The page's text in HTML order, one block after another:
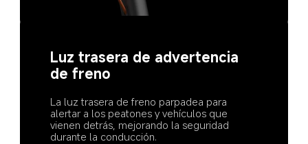
Luz trasera de advertencia
de freno
La luz trasera de freno parpadea para
alertar a los peatones y vehículos que
vienen detrás, mejorando la seguridad
durante la conducción.